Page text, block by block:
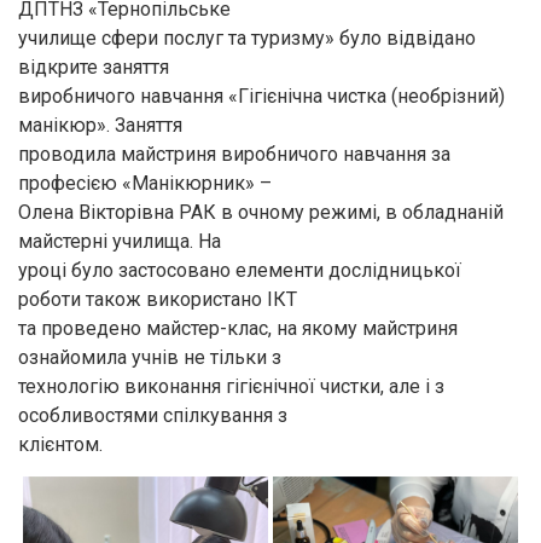
ДПТНЗ «Тернопільське
училище сфери послуг та туризму» було відвідано
відкрите заняття
виробничого навчання «Гігієнічна чистка (необрізний)
манікюр». Заняття
проводила майстриня виробничого навчання за
професією «Манікюрник» –
Олена Вікторівна РАК в очному режимі, в обладнаній
майстерні училища. На
уроці було застосовано елементи дослідницької
роботи також використано ІКТ
та проведено майстер-клас, на якому майстриня
ознайомила учнів не тільки з
технологію виконання гігієнічної чистки, але і з
особливостями спілкування з
клієнтом.